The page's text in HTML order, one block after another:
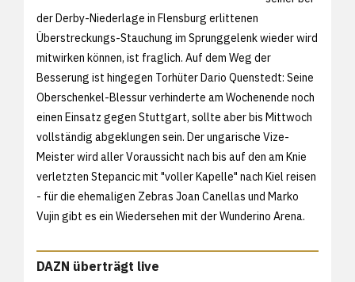
der Derby-Niederlage in Flensburg erlittenen
Überstreckungs-Stauchung im Sprunggelenk wieder wird
mitwirken können, ist fraglich. Auf dem Weg der
Besserung ist hingegen Torhüter Dario Quenstedt: Seine
Oberschenkel-Blessur verhinderte am Wochenende noch
einen Einsatz gegen Stuttgart, sollte aber bis Mittwoch
vollständig abgeklungen sein. Der ungarische Vize-
Meister wird aller Voraussicht nach bis auf den am Knie
verletzten Stepancic mit "voller Kapelle" nach Kiel reisen
- für die ehemaligen Zebras Joan Canellas und Marko
Vujin gibt es ein Wiedersehen mit der Wunderino Arena.
DAZN überträgt live